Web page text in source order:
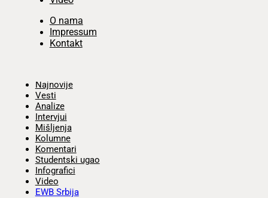
O nama
Impressum
Kontakt
Najnovije
Vesti
Analize
Intervjui
Mišljenja
Kolumne
Komentari
Studentski ugao
Infografici
Video
EWB Srbija